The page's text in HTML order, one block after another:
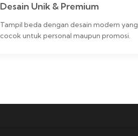
Desain Unik & Premium
Tampil beda dengan desain modern yang
cocok untuk personal maupun promosi.